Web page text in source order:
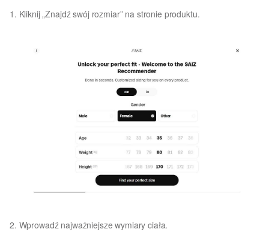
1. Kliknij „Znajdź swój rozmiar” na stronie produktu.
2. Wprowadź najważniejsze wymiary ciała.